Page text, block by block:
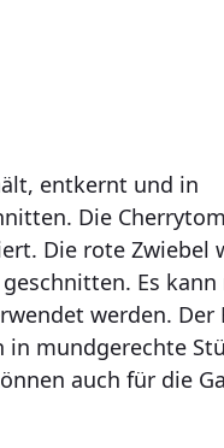
entkernt und in
Die
Die rote Zwiebel
Es
werden. Der
in mundgerechte
auch für die